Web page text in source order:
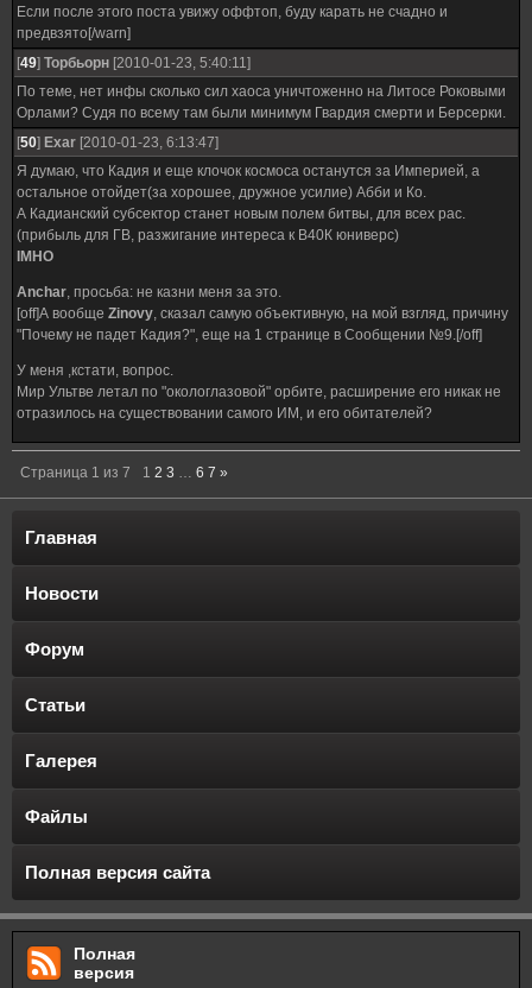
Если после этого поста увижу оффтоп, буду карать не счадно и
предвзято[/warn]
[49] Торбьорн [2010-01-23, 5:40:11]
По теме, нет инфы сколько сил хаоса уничтоженно на Литосе Роковыми
Орлами? Судя по всему там были минимум Гвардия смерти и Берсерки.
[50] Exar [2010-01-23, 6:13:47]
Я думаю, что Кадия и еще клочок космоса останутся за Империей, а
остальное отойдет(за хорошее, дружное усилие) Абби и Ко.
А Кадианский субсектор станет новым полем битвы, для всех рас.
(прибыль для ГВ, разжигание интереса к В40К юниверс)
IMHO
Anchar, просьба: не казни меня за это.
[off]А вообще Zinovy, сказал самую объективную, на мой взгляд, причину
"Почему не падет Кадия?", еще на 1 странице в Сообщении №9.[/off]
У меня ,кстати, вопрос.
Мир Ультве летал по "окологлазовой" орбите, расширение его никак не
отразилось на существовании самого ИМ, и его обитателей?
Страница 1 из 7 1 2 3 … 6 7 »
Главная
Новости
Форум
Статьи
Галерея
Файлы
Полная версия сайта
Полная
версия